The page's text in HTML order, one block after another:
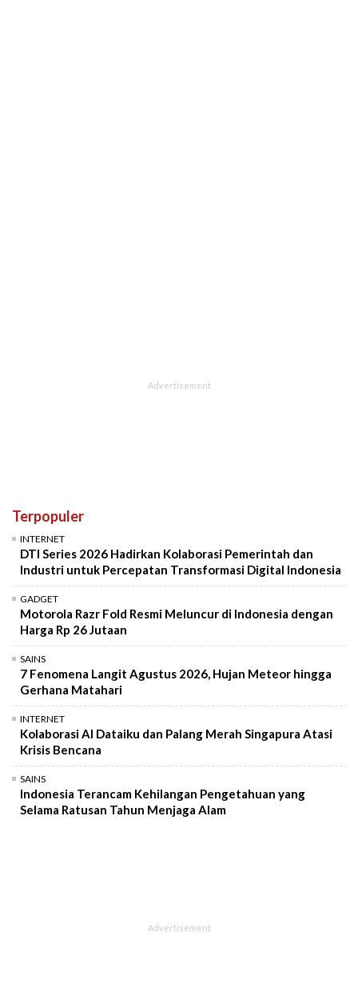
Terpopuler
INTERNET
DTI Series 2026 Hadirkan Kolaborasi Pemerintah dan
Industri untuk Percepatan Transformasi Digital Indonesia
GADGET
Motorola Razr Fold Resmi Meluncur di Indonesia dengan
Harga Rp 26 Jutaan
SAINS
7 Fenomena Langit Agustus 2026, Hujan Meteor hingga
Gerhana Matahari
INTERNET
Kolaborasi AI Dataiku dan Palang Merah Singapura Atasi
Krisis Bencana
SAINS
Indonesia Terancam Kehilangan Pengetahuan yang
Selama Ratusan Tahun Menjaga Alam